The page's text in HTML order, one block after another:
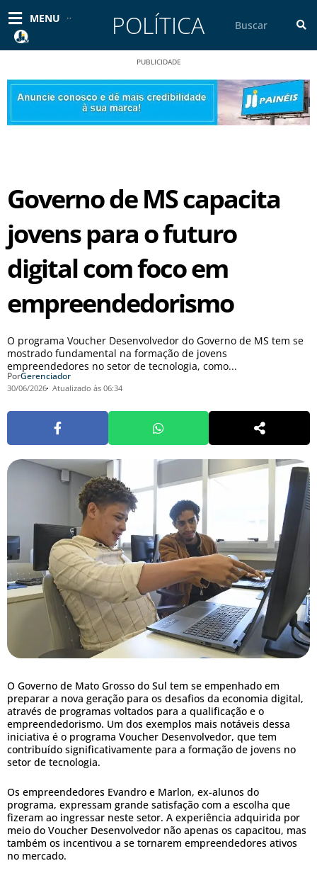
para
conteúdo
MENU POLÍTICA
PUBLICIDADE
Governo de MS capacita
jovens para o futuro
digital com foco em
empreendedorismo
O programa Voucher Desenvolvedor do Governo de MS tem se
mostrado fundamental na formação de jovens
empreendedores no setor de tecnologia, como...
PorGerenciador
30/06/2026 Atualizado às 06:34
O Governo de Mato Grosso do Sul tem se empenhado em
preparar a nova geração para os desafios da economia digital,
através de programas voltados para a qualificação e o
empreendedorismo. Um dos exemplos mais notáveis dessa
iniciativa é o programa Voucher Desenvolvedor, que tem
contribuído significativamente para a formação de jovens no
setor de tecnologia.
Os empreendedores Evandro e Marlon, ex-alunos do
programa, expressam grande satisfação com a escolha que
fizeram ao ingressar neste setor. A experiência adquirida por
meio do Voucher Desenvolvedor não apenas os capacitou, mas
também os incentivou a se tornarem empreendedores ativos
no mercado.